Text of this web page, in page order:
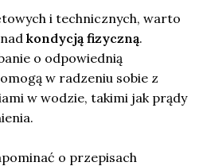
i technicznych, warto
kondycją fizyczną.
o odpowiednią
w radzeniu sobie z
w wodzie, takimi jak prądy
o przepisach